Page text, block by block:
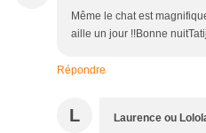
Même le chat est
aille un jour !!Bonne
Répondre
L Laurence ou